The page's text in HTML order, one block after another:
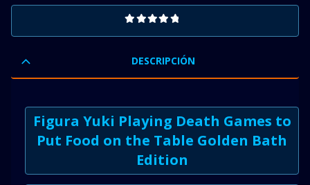
DESCRIPCIÓN
Figura Yuki Playing Death Games to
Put Food on the Table Golden Bath
Edition